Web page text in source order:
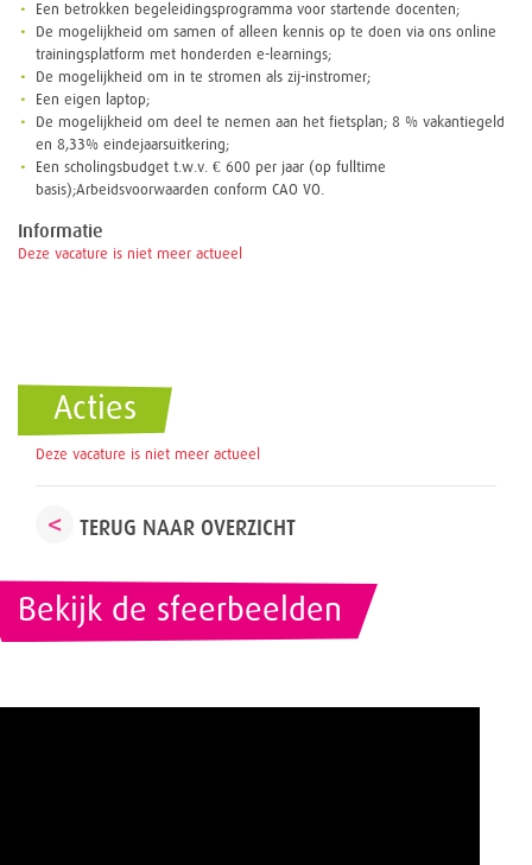
Een betrokken begeleidingsprogramma voor startende docenten;
De mogelijkheid om samen of alleen kennis op te doen via ons online
trainingsplatform met honderden e-learnings;
De mogelijkheid om in te stromen als zij-instromer;
Een eigen laptop;
De mogelijkheid om deel te nemen aan het fietsplan; 8 % vakantiegeld
en 8,33% eindejaarsuitkering;
Een scholingsbudget t.w.v. € 600 per jaar (op fulltime
basis);Arbeidsvoorwaarden conform CAO VO.
Informatie
Deze vacature is niet meer actueel
Acties
Deze vacature is niet meer actueel
TERUG NAAR OVERZICHT
Bekijk de sfeerbeelden